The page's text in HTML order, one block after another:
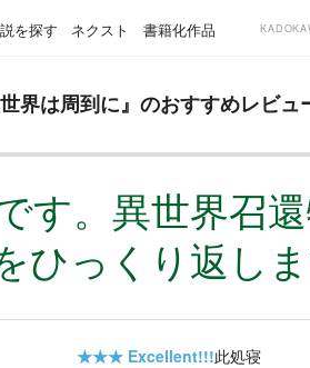
を探す ネクスト 書籍化作品
界は周到に』のおすすめレビュ
す。異世界召
ひっくり返しま
★★★ Excellent!!!此処寝